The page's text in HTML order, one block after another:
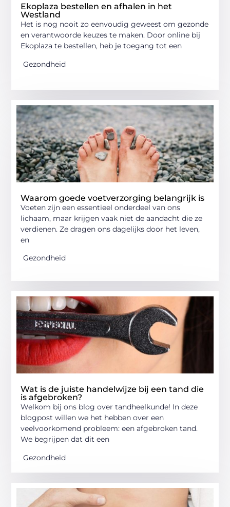
Ekoplaza bestellen en afhalen in het
Westland
Het is nog nooit zo eenvoudig geweest om gezonde
en verantwoorde keuzes te maken. Door online bij
Ekoplaza te bestellen, heb je toegang tot een
Gezondheid
Waarom goede voetverzorging belangrijk is
Voeten zijn een essentieel onderdeel van ons
lichaam, maar krijgen vaak niet de aandacht die ze
verdienen. Ze dragen ons dagelijks door het leven,
en
Gezondheid
Wat is de juiste handelwijze bij een tand die
is afgebroken?
Welkom bij ons blog over tandheelkunde! In deze
blogpost willen we het hebben over een
veelvoorkomend probleem: een afgebroken tand.
We begrijpen dat dit een
Gezondheid